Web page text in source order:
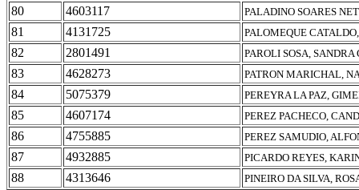
80 4603117 PALADINO SOARES
81 4131725 PALOMEQUE
82 2801491 PAROLI SOSA, SANDRA
83 4628273 PATRON MARICHAL,
84 5075379 PEREYRA LA PAZ,
85 4607174 PEREZ PACHECO,
86 4755885 PEREZ SAMUDIO,
87 4932885 PICARDO REYES,
88 4313646 PINEIRO DA SILVA,